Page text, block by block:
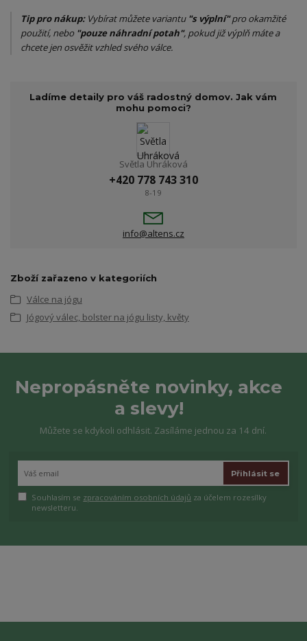
Tip pro nákup:Vybírat můžete variantu "s výplní"pro okamžité
použití, nebo "pouze náhradní potah", pokud již výplň máte a
chcete jen osvěžit vzhled svého válce.
Ladíme detaily pro váš radostný domov. Jak vám
mohu pomoci?
Světla Uhráková
+420 778 743 310
8-19
info@altens.cz
Zboží zařazeno v kategoriích
Válce na jógu
Jógový válec, bolster na jógu listy, květy
Nepropásněte novinky, akce
a slevy!
Můžete se kdykoli odhlásit. Zasíláme jednou za 14 dní.
Přihlásit se
Souhlasím se zpracováním osobních údajů za účelem rozesílky
newsletteru.